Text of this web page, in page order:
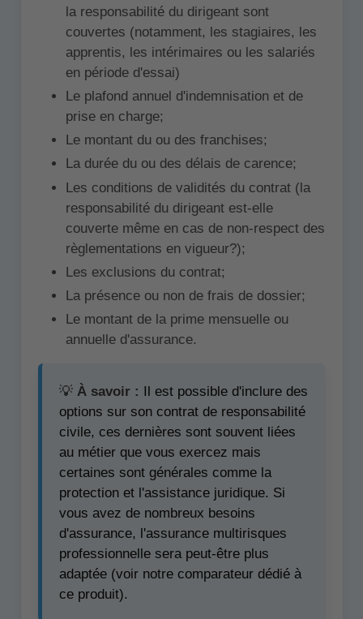
la responsabilité du dirigeant sont
couvertes (notamment, les stagiaires, les
apprentis, les intérimaires ou les salariés
en période d'essai)
Le plafond annuel d'indemnisation et de
prise en charge;
Le montant du ou des franchises;
La durée du ou des délais de carence;
Les conditions de validités du contrat (la
responsabilité du dirigeant est-elle
couverte même en cas de non-respect des
règlementations en vigueur?);
Les exclusions du contrat;
La présence ou non de frais de dossier;
Le montant de la prime mensuelle ou
annuelle d'assurance.
💡 À savoir : Il est possible d'inclure des
options sur son contrat de responsabilité
civile, ces dernières sont souvent liées
au métier que vous exercez mais
certaines sont générales comme la
protection et l'assistance juridique. Si
vous avez de nombreux besoins
d'assurance, l'assurance multirisques
professionnelle sera peut-être plus
adaptée (voir notre comparateur dédié à
ce produit).